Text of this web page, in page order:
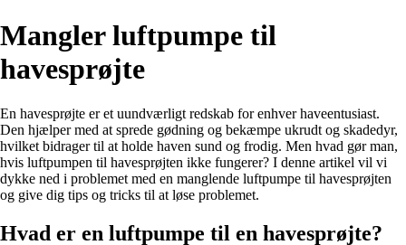
Mangler luftpumpe til
havesprøjte
En havesprøjte er et uundværligt redskab for enhver haveentusiast.
Den hjælper med at sprede gødning og bekæmpe ukrudt og skadedyr,
hvilket bidrager til at holde haven sund og frodig. Men hvad gør man,
hvis luftpumpen til havesprøjten ikke fungerer? I denne artikel vil vi
dykke ned i problemet med en manglende luftpumpe til havesprøjten
og give dig tips og tricks til at løse problemet.
Hvad er en luftpumpe til en havesprøjte?